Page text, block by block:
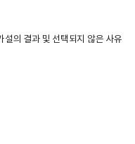
설의 결과 및 선택되지 않은 사유